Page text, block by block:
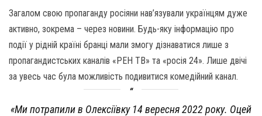
Загалом свою пропаганду росіяни нав’язували українцям дуже
активно, зокрема – через новини. Будь-яку інформацію про
події у рідній країні бранці мали змогу дізнаватися лише з
пропагандистських каналів «РЕН ТВ» та «росія 24». Лише двічі
за увесь час була можливість подивитися комедійний канал.
«Ми потрапили в Олексіївку 14 вересня 2022 року. Оцей